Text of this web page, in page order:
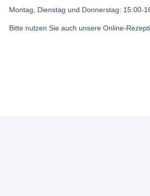
Montag, Dienstag und Donnerstag: 15:00-
Bitte nutzen Sie auch unsere Online-